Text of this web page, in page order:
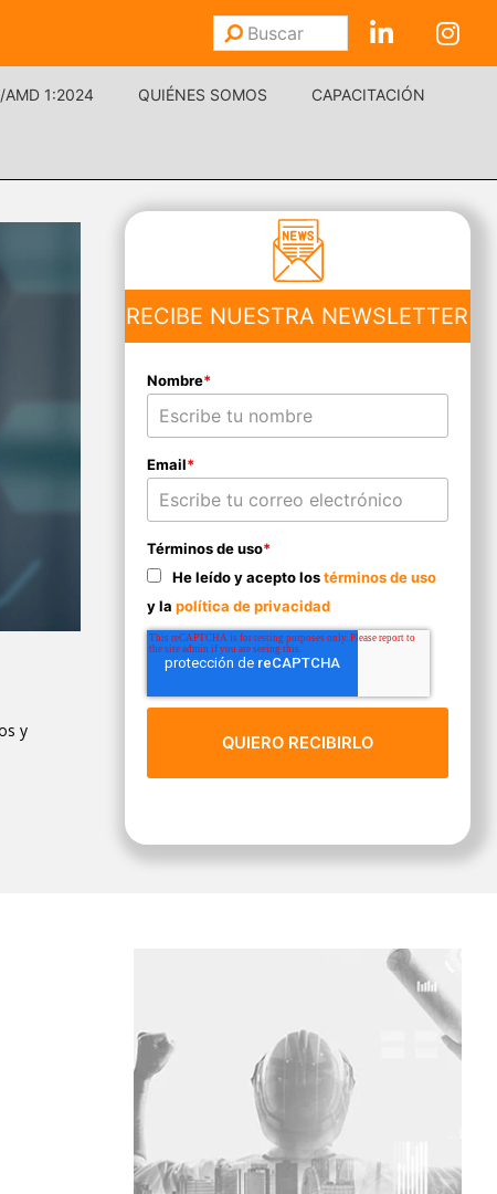
Buscar
1:2024 QUIÉNES SOMOS CAPACITACIÓN
y
RECIBE NUESTRA NEWSLETTER
Nombre*
Email*
Términos de uso*
He leído y acepto lostérminos de uso
y la política de privacidad